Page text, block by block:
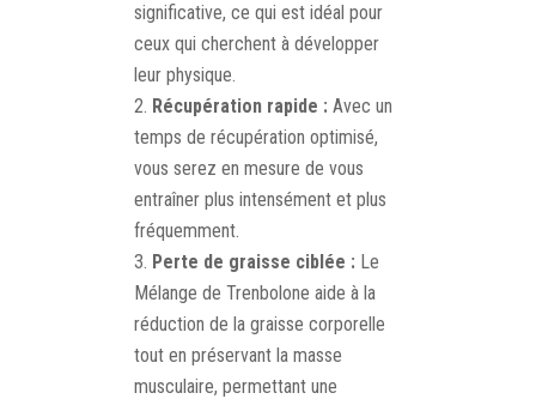
significative, ce qui est idéal pour
ceux qui cherchent à développer
leur physique.
Récupération rapide : Avec un
temps de récupération optimisé,
vous serez en mesure de vous
entraîner plus intensément et plus
fréquemment.
Perte de graisse ciblée : Le
Mélange de Trenbolone aide à la
réduction de la graisse corporelle
tout en préservant la masse
musculaire, permettant une